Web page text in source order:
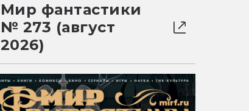
Мир фантастики
№ 273 (август
2026)